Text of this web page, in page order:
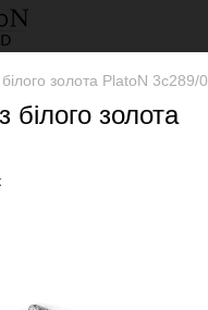
золота PlatoN 3с289/
білого золота